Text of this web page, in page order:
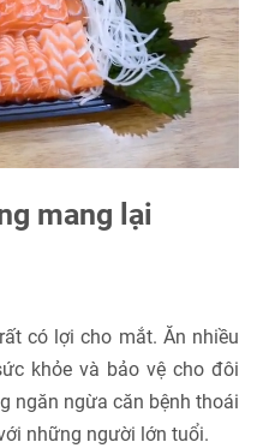
mang lại
có lợi cho mắt. Ăn nhiều
khỏe và bảo vệ cho đôi
ngăn ngừa căn bệnh thoái
những người lớn tuổi.